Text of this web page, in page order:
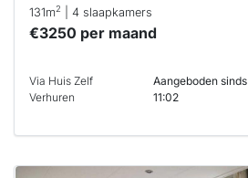
131m2 | 4 slaapkamers
€3250 per maand
Via Huis Zelf
Verhuren
Aangeboden sinds
11:02